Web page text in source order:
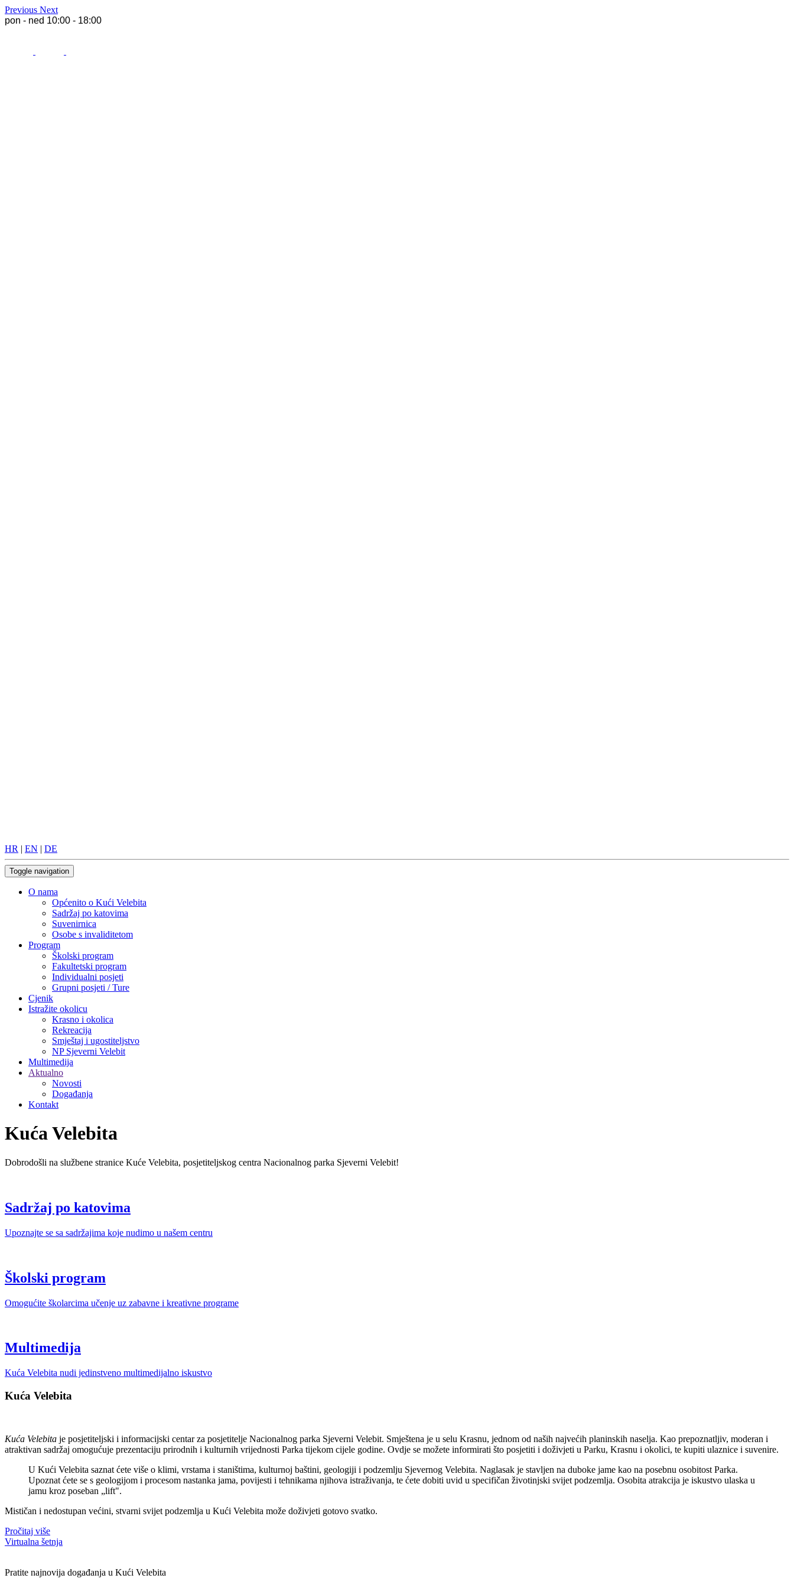
Previous Next
pon - ned 10:00 - 18:00
HR | EN | DE
Toggle navigation
O nama
Općenito o Kući Velebita
Sadržaj po katovima
Suvenirnica
Osobe s invaliditetom
Program
Školski program
Fakultetski program
Individualni posjeti
Grupni posjeti / Ture
Cjenik
Istražite okolicu
Krasno i okolica
Rekreacija
Smještaj i ugostiteljstvo
NP Sjeverni Velebit
Multimedija
Aktualno
Novosti
Događanja
Kontakt
Kuća Velebita
Dobrodošli na službene stranice Kuće Velebita, posjetiteljskog centra Nacionalnog parka Sjeverni Velebit!
Sadržaj po katovima
Upoznajte se sa sadržajima koje nudimo u našem centru
Školski program
Omogućite školarcima učenje uz zabavne i kreativne programe
Multimedija
Kuća Velebita nudi jedinstveno multimedijalno iskustvo
Kuća Velebita
Kuća Velebita je posjetiteljski i informacijski centar za posjetitelje Nacionalnog parka Sjeverni Velebit. Smještena je u selu Krasnu, jednom od naših najvećih planinskih naselja. Kao prepoznatljiv, moderan i
atraktivan sadržaj omogućuje prezentaciju prirodnih i kulturnih vrijednosti Parka tijekom cijele godine. Ovdje se možete informirati što posjetiti i doživjeti u Parku, Krasnu i okolici, te kupiti ulaznice i suvenire.
U Kući Velebita saznat ćete više o klimi, vrstama i staništima, kulturnoj baštini, geologiji i podzemlju Sjevernog Velebita. Naglasak je stavljen na duboke jame kao na posebnu osobitost Parka.
Upoznat ćete se s geologijom i procesom nastanka jama, povijesti i tehnikama njihova istraživanja, te ćete dobiti uvid u specifičan životinjski svijet podzemlja. Osobita atrakcija je iskustvo ulaska u
jamu kroz poseban „lift".
Mističan i nedostupan većini, stvarni svijet podzemlja u Kući Velebita može doživjeti gotovo svatko.
Pročitaj više
Virtualna šetnja
Pratite najnovija događanja u Kući Velebita